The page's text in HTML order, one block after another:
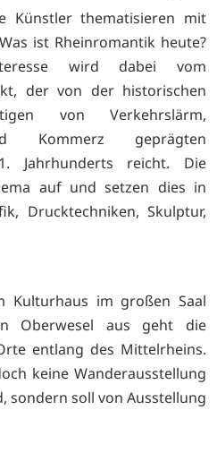
Künstler thematisieren mit
ist Rheinromantik heute?
wird dabei vom
der von der historischen
von Verkehrslärm,
Kommerz geprägten
Jahrhunderts reicht. Die
auf und setzen dies in
Drucktechniken, Skulptur,
Kulturhaus im großen Saal
Oberwesel aus geht die
entlang des Mittelrheins.
keine Wanderausstellung
sondern soll von Ausstellung